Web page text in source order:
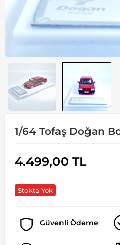
1/64 Tofaş Doğan
4.499,00 TL
Stokta Yok
Güvenli Ödeme